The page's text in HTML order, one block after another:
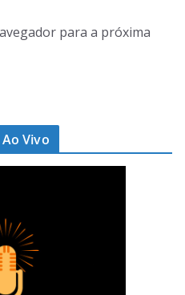
para a próxima
Vivo